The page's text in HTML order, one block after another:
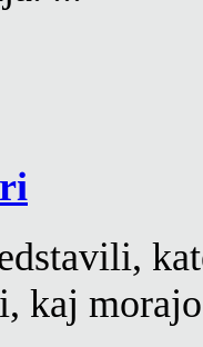
kaj